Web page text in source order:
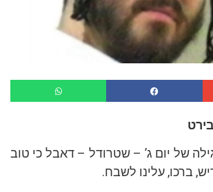
של יום ג’ – שטרודל – דאבל כי טוב
ברכו, עלינו לשבח.